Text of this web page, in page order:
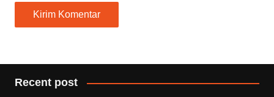
Recent post